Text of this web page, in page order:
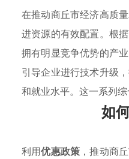
在推动商丘市经济高质
进资源的有效配置。根
拥有明显竞争优势的产
引导企业进行技术升级
和就业水平。这一系列
如
利用优惠政策 ，推动商